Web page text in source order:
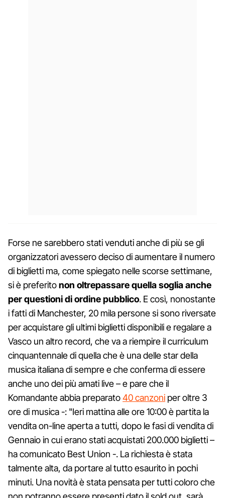
Forse ne sarebbero stati venduti anche di più se gli
organizzatori avessero deciso di aumentare il numero
di biglietti ma, come spiegato nelle scorse settimane,
si è preferitonon oltrepassare quella soglia anche
per questioni di ordine pubblico. E così, nonostante
i fatti di Manchester, 20 mila persone si sono riversate
per acquistare gli ultimi biglietti disponibili e regalare a
Vasco un altro record, che va a riempire il curriculum
cinquantennale di quella che è una delle star della
musica italiana di sempre e che conferma di essere
anche uno dei più amati live – e pare che il
Komandante abbia preparato40 canzoni per oltre 3
ore di musica -: "Ieri mattina alle ore 10:00 è partita la
vendita on-line aperta a tutti, dopo le fasi di vendita di
Gennaio in cui erano stati acquistati 200.000 biglietti –
ha comunicato Best Union -. La richiesta è stata
talmente alta, da portare al tutto esaurito in pochi
minuti. Una novità è stata pensata per tutti coloro che